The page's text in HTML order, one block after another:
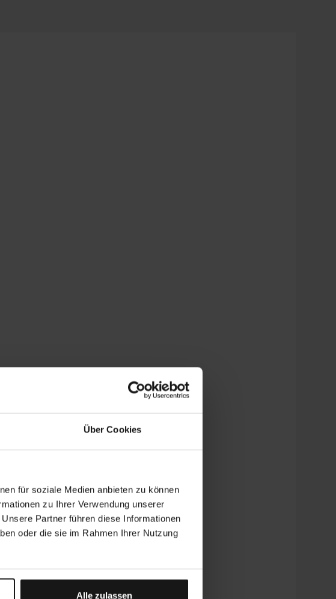
Über Cookies
für soziale Medien anbieten zu können
zu Ihrer Verwendung unserer
Partner führen diese Informationen
oder die sie im Rahmen Ihrer Nutzung
Alle zulassen